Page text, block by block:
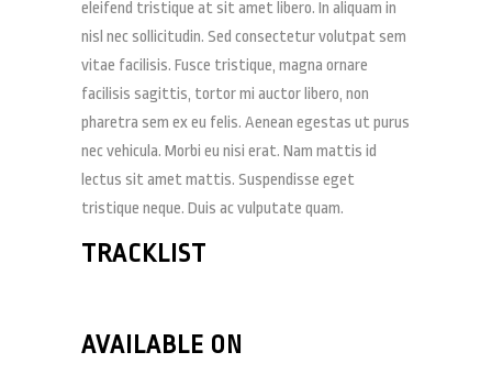
eleifend tristique at sit amet libero. In aliquam in
nisl nec sollicitudin. Sed consectetur volutpat sem
vitae facilisis. Fusce tristique, magna ornare
facilisis sagittis, tortor mi auctor libero, non
pharetra sem ex eu felis. Aenean egestas ut purus
nec vehicula. Morbi eu nisi erat. Nam mattis id
lectus sit amet mattis. Suspendisse eget
tristique neque. Duis ac vulputate quam.
TRACKLIST
AVAILABLE ON